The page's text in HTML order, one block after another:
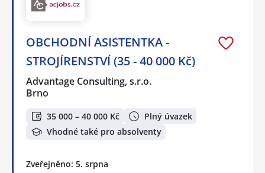
OBCHODNÍ ASISTENTKA -
STROJÍRENSTVÍ (35 - 40 000 Kč)
Advantage Consulting, s.r.o.
Brno
35 000 – 40 000 Kč
Plný úvazek
Vhodné také pro absolventy
Zveřejněno: 5. srpna